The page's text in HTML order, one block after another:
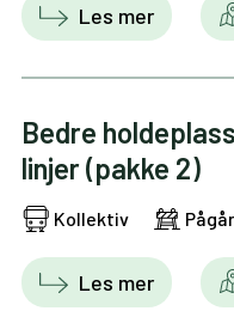
Les mer
Bedre
linjer (pakke 2)
Kollektiv Pågår
Les mer